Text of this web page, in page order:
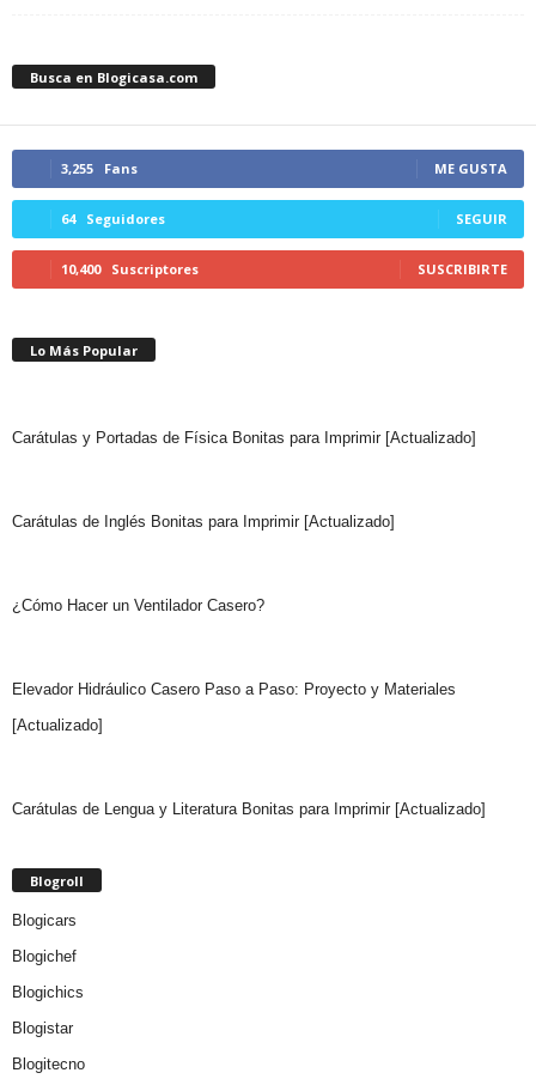
Busca en Blogicasa.com
3,255 Fans ME GUSTA
64 Seguidores SEGUIR
10,400 Suscriptores SUSCRIBIRTE
Lo Más Popular
Carátulas y Portadas de Física Bonitas para Imprimir [Actualizado]
Carátulas de Inglés Bonitas para Imprimir [Actualizado]
¿Cómo Hacer un Ventilador Casero?
Elevador Hidráulico Casero Paso a Paso: Proyecto y Materiales
[Actualizado]
Carátulas de Lengua y Literatura Bonitas para Imprimir [Actualizado]
Blogroll
Blogicars
Blogichef
Blogichics
Blogistar
Blogitecno